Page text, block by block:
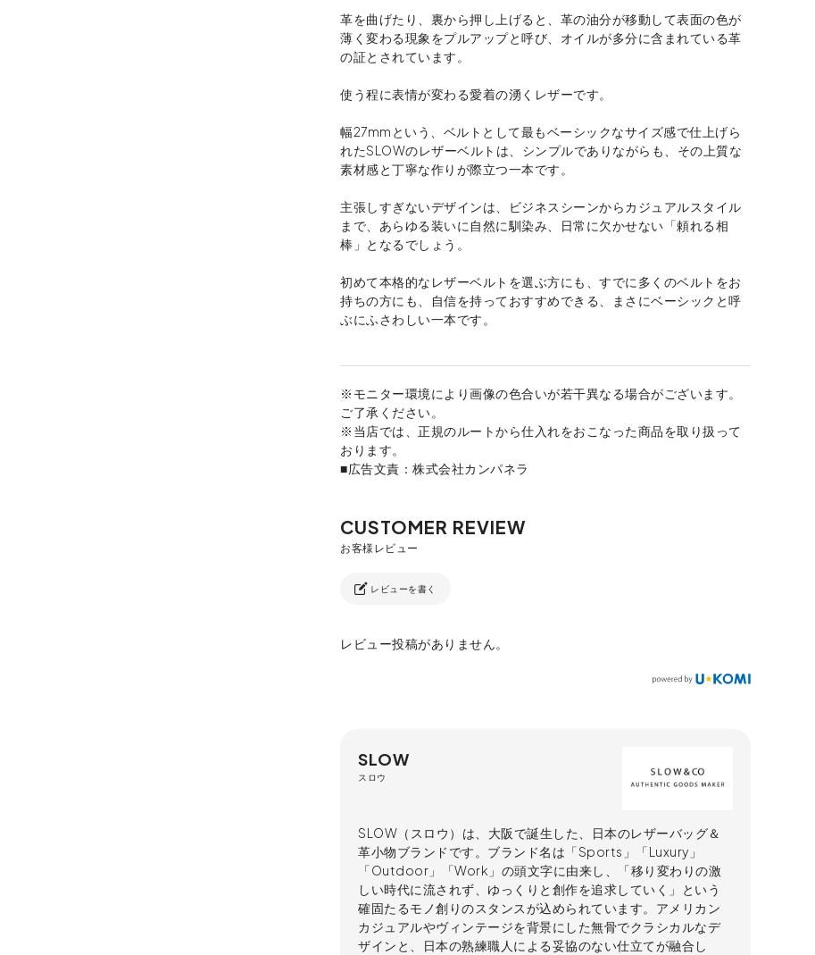
革を曲げたり、裏から押し上げると、革の油分が移動して表面の色が
薄く変わる現象をプルアップと呼び、オイルが多分に含まれている革
の証とされています。
使う程に表情が変わる愛着の湧くレザーです。
幅27mmという、ベルトとして最もベーシックなサイズ感で仕上げら
れたSLOWのレザーベルトは、シンプルでありながらも、その上質な
素材感と丁寧な作りが際立つ一本です。
主張しすぎないデザインは、ビジネスシーンからカジュアルスタイル
まで、あらゆる装いに自然に馴染み、日常に欠かせない「頼れる相
棒」となるでしょう。
初めて本格的なレザーベルトを選ぶ方にも、すでに多くのベルトをお
持ちの方にも、自信を持っておすすめできる、まさにベーシックと呼
ぶにふさわしい一本です。
※モニター環境により画像の色合いが若干異なる場合がございます。
ご了承ください。
※当店では、正規のルートから仕入れをおこなった商品を取り扱って
おります。
■広告文責：株式会社カンパネラ
レビューを書く
レビュー投稿がありません。
SLOW
スロウ
SLOW（スロウ）は、大阪で誕生した、日本のレザーバッグ＆
革小物ブランドです。ブランド名は「Sports」「Luxury」
「Outdoor」「Work」の頭文字に由来し、「移り変わりの激
しい時代に流されず、ゆっくりと創作を追求していく」という
確固たるモノ創りのスタンスが込められています。アメリカン
カジュアルやヴィンテージを背景にした無骨でクラシカルなデ
ザインと、日本の熟練職人による妥協のない仕立てが融合し